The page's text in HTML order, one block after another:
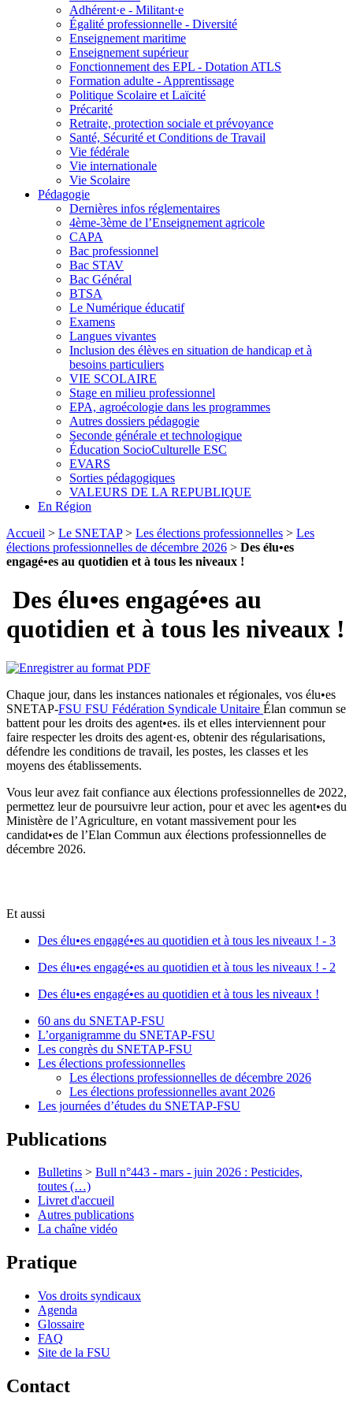
Adhérent·e - Militant·e
Égalité professionnelle - Diversité
Enseignement maritime
Enseignement supérieur
Fonctionnement des EPL - Dotation ATLS
Formation adulte - Apprentissage
Politique Scolaire et Laïcité
Précarité
Retraite, protection sociale et prévoyance
Santé, Sécurité et Conditions de Travail
Vie fédérale
Vie internationale
Vie Scolaire
Pédagogie
Dernières infos réglementaires
4ème-3ème de l’Enseignement agricole
CAPA
Bac professionnel
Bac STAV
Bac Général
BTSA
Le Numérique éducatif
Examens
Langues vivantes
Inclusion des élèves en situation de handicap et à
besoins particuliers
VIE SCOLAIRE
Stage en milieu professionnel
EPA, agroécologie dans les programmes
Autres dossiers pédagogie
Seconde générale et technologique
Éducation SocioCulturelle ESC
EVARS
Sorties pédagogiques
VALEURS DE LA REPUBLIQUE
En Région
Accueil > Le SNETAP> Les élections professionnelles > Les
élections professionnelles de décembre 2026 > Des élu•es
engagé•es au quotidien et à tous les niveaux !
Des élu•es engagé•es au
quotidien et à tous les niveaux !
Chaque jour, dans les instances nationales et régionales, vos élu•es
SNETAP-FSU FSU Fédération Syndicale Unitaire Élan commun se
battent pour les droits des agent•es. ils et elles interviennent pour
faire respecter les droits des agent·es, obtenir des régularisations,
défendre les conditions de travail, les postes, les classes et les
moyens des établissements.
Vous leur avez fait confiance aux élections professionnelles de 2022,
permettez leur de poursuivre leur action, pour et avec les agent•es du
Ministère de l’Agriculture, en votant massivement pour les
candidat•es de l’Elan Commun aux élections professionnelles de
décembre 2026.
Et aussi
Des élu•es engagé•es au quotidien et à tous les niveaux ! - 3
Des élu•es engagé•es au quotidien et à tous les niveaux ! - 2
Des élu•es engagé•es au quotidien et à tous les niveaux !
60 ans du SNETAP-FSU
L’organigramme du SNETAP-FSU
Les congrès du SNETAP-FSU
Les élections professionnelles
Les élections professionnelles de décembre 2026
Les élections professionnelles avant 2026
Les journées d’études du SNETAP-FSU
Publications
Bulletins > Bull n°443 - mars - juin 2026 : Pesticides,
toutes (…)
Livret d'accueil
Autres publications
La chaîne vidéo
Pratique
Vos droits syndicaux
Agenda
Glossaire
FAQ
Site de la FSU
Contact